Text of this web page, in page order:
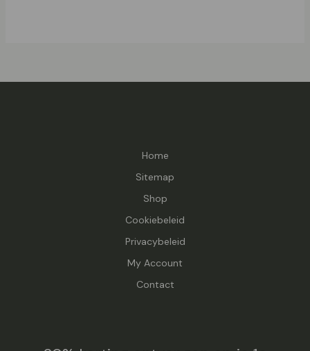
Home
Sitemap
Shop
Cookiebeleid
Privacybeleid
My Account
Contact